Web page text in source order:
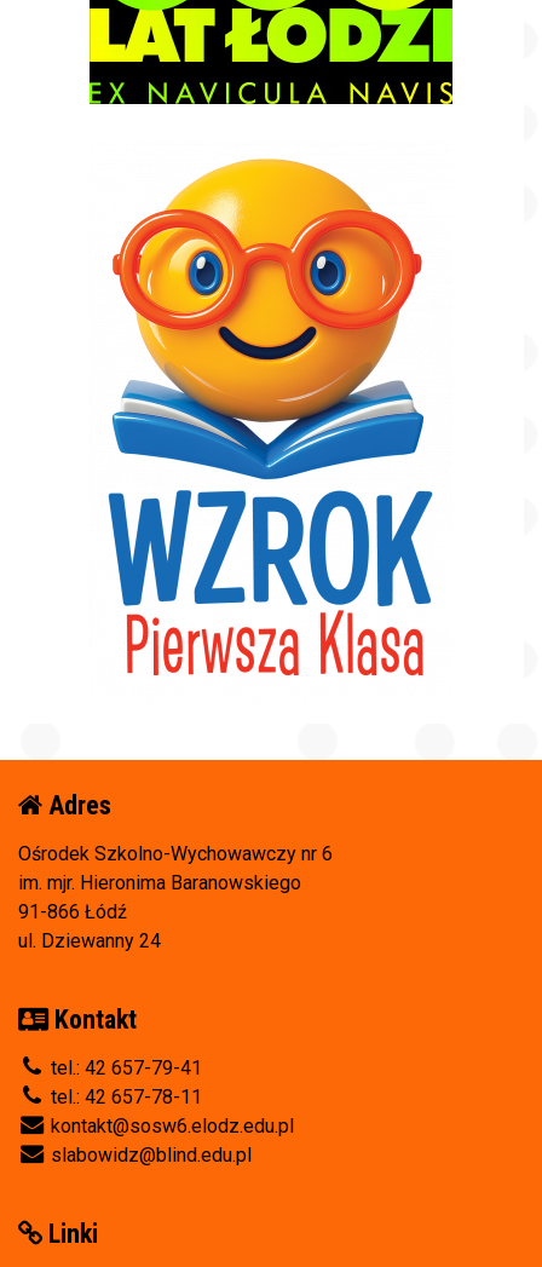
Adres
Ośrodek Szkolno-Wychowawczy nr 6
im. mjr. Hieronima Baranowskiego
91-866 Łódź
ul. Dziewanny 24
Kontakt
tel.: 42 657-79-41
tel.: 42 657-78-11
kontakt@sosw6.elodz.edu.pl
slabowidz@blind.edu.pl
Linki